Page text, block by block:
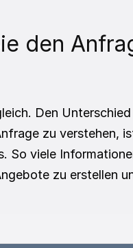
den
Den
zu verstehen,
So viele
zu erstellen